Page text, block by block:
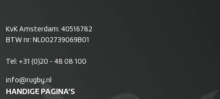
KvK Amsterdam: 40516782
BTW nr: NL002739069B01
Tel: +31 (0)20 - 48 08 100
info@rugby.nl
HANDIGE PAGINA'S